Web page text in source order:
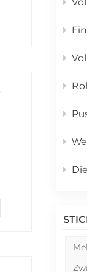
Rolle des
Push-
Die